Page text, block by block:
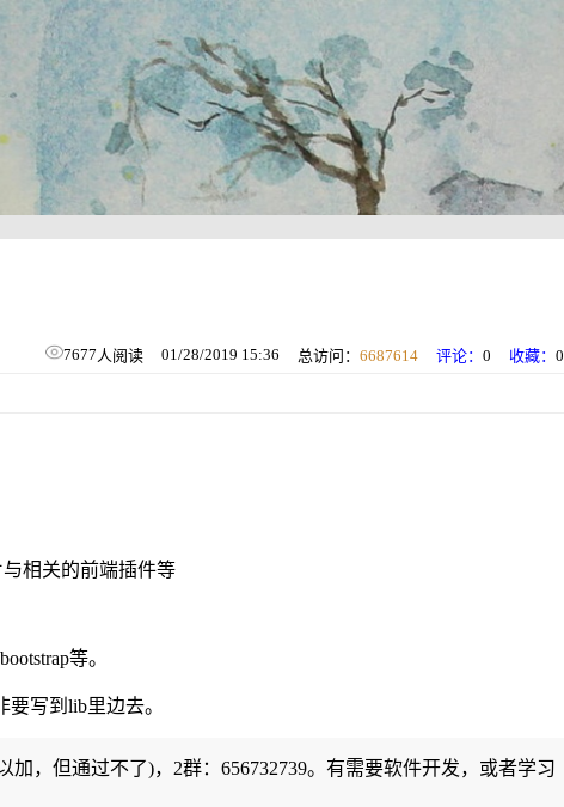
7677人阅读 01/28/2019 15:36 总访问：6687614 评论：0 收藏：0
相关的前端插件等
等。
写到lib里边去。
加，但通过不了)，2群：656732739。有需要软件开发，或者学习